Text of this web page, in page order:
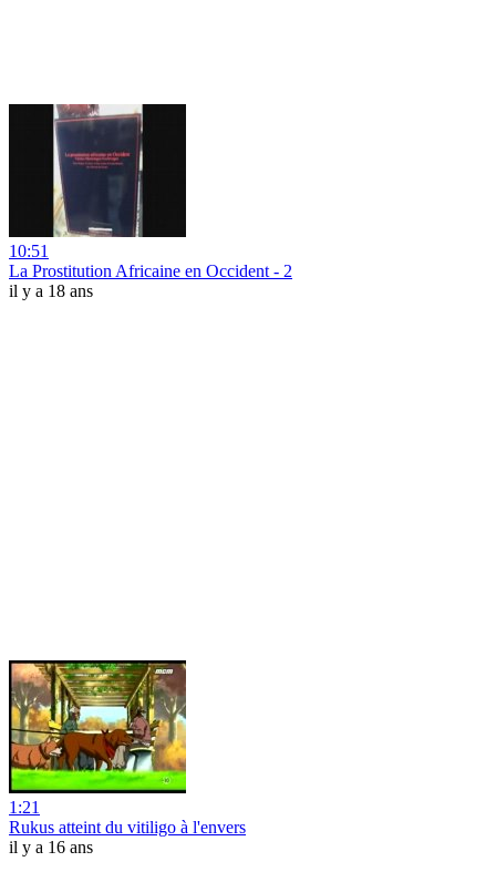
10:51
La Prostitution Africaine en Occident - 2
il y a 18 ans
1:21
Rukus atteint du vitiligo à l'envers
il y a 16 ans